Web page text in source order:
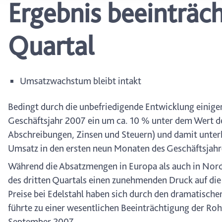
wählen, stehen Ihnen
können Ihre Einwilligung
durch Anklicken des
Ergebnis
Quartal
Umsatzwachstum bleibt intakt
Bedingt durch die unbefriedigende Entwicklung
Geschäftsjahr 2007 ein um ca. 10 % unter dem Wert
Abschreibungen, Zinsen und Steuern) und damit
Umsatz in den ersten neun Monaten des
Während die Absatzmengen in Europa als auch in
des dritten Quartals einen zunehmenden Druck auf
Preise bei Edelstahl haben sich durch den
führte zu einer wesentlichen Beeinträchtigung der